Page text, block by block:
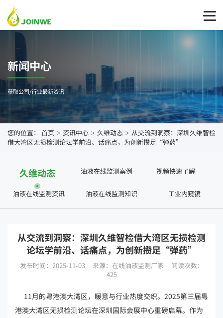
新闻中心
获取公司/行业最新资讯
您的位置： 首页 > 资讯中心 > 久维动态 > 从交流到洞察：深圳久维智检
借大湾区无损检测论坛学前沿、话痛点，为创新攒足“弹药”
久维动态 油液在线监测案例 视频快速了解
油液在线监测资讯 油液在线监测知识 工业内窥镜
从交流到洞察：深圳久维智检借大湾区无损检测
论坛学前沿、话痛点，为创新攒足“弹药”
发布时间：2025-11-03 来源：在线油液监测厂家
阅读次数：
425
11月的粤港澳大湾区，暖意与行业热度交织。2025第三届粤
港澳大湾区无损检测论坛在深圳国际会展中心重磅启幕。作为